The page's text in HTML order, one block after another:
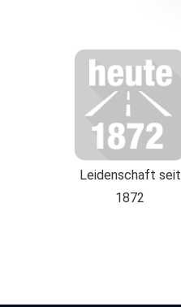
Leidenschaft seit
1872